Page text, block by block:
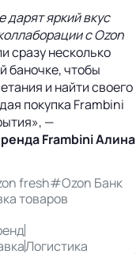
дарят яркий вкус
с Ozon
сразу несколько
баночке, чтобы
и найти своего
покупка Frambini
—
Frambini Алина
fresh#Ozon Банк
товаров
Логистика